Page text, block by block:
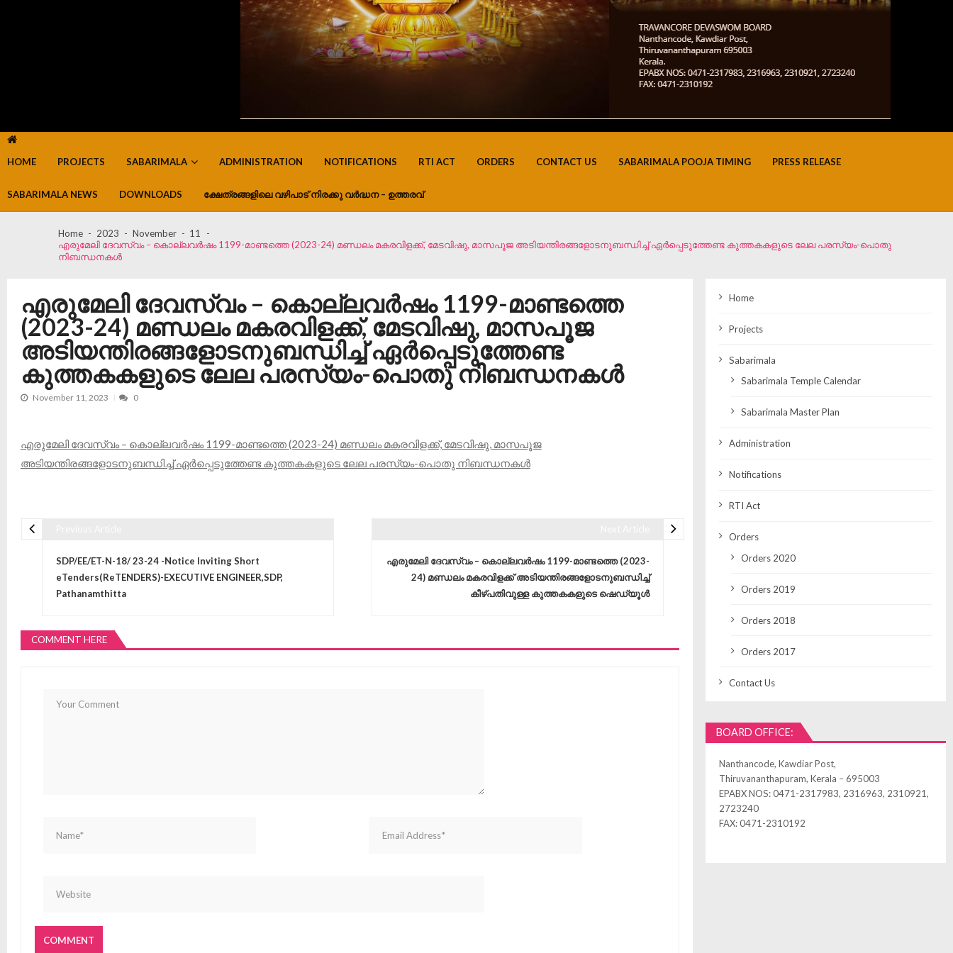
HOME PROJECTS SABARIMALA ADMINISTRATION NOTIFICATIONS RTI ACT ORDERS CONTACT US SABARIMALA POOJA TIMING PRESS RELEASE
SABARIMALA NEWS DOWNLOADS ക്ഷേത്രങ്ങളിലെ വഴിപാട് നിരക്കു വർദ്ധന – ഉത്തരവ്
Home 2023 November
11
എരുമേലി ദേവസ്വം – കൊല്ലവർഷം 1199-മാണ്ടത്തെ (2023-24) മണ്ഡലം മകരവിളക്ക്, മേടവിഷു, മാസപൂജ അടിയന്തിരങ്ങളോടനുബന്ധിച്ച് ഏർപ്പെടുത്തേണ്ട കുത്തകകളുടെ ലേല പരസ്യം-പൊതു
നിബന്ധനകൾ
എരുമേലി ദേവസ്വം – കൊല്ലവർഷം 1199-മാണ്ടത്തെ
(2023-24) മണ്ഡലം മകരവിളക്ക്, മേടവിഷു, മാസപൂജ
അടിയന്തിരങ്ങളോടനുബന്ധിച്ച് ഏർപ്പെടുത്തേണ്ട
കുത്തകകളുടെ ലേല പരസ്യം-പൊതു നിബന്ധനകൾ
November 11, 2023 0
എരുമേലി ദേവസ്വം – കൊല്ലവർഷം 1199-മാണ്ടത്തെ (2023-24) മണ്ഡലം മകരവിളക്ക്, മേടവിഷു, മാസപൂജ
അടിയന്തിരങ്ങളോടനുബന്ധിച്ച് ഏർപ്പെടുത്തേണ്ട കുത്തകകളുടെ ലേല പരസ്യം-പൊതു നിബന്ധനകൾ
SDP/EE/ET-N-18/ 23-24 -Notice Inviting Short
eTenders(ReTENDERS)-EXECUTIVE ENGINEER,SDP,
Pathanamthitta
എരുമേലി ദേവസ്വം – കൊല്ലവർഷം 1199-മാണ്ടത്തെ (2023-
24) മണ്ഡലം മകരവിളക്ക് അടിയന്തിരങ്ങളോടനുബന്ധിച്ച്
കീഴ്‌പതിവുള്ള കുത്തകകളുടെ ഷെഡ്യൂൾ
COMMENT HERE
Home
Projects
Sabarimala
Sabarimala Temple Calendar
Sabarimala Master Plan
Administration
Notifications
RTI Act
Orders
Orders 2020
Orders 2019
Orders 2018
Orders 2017
Contact Us
BOARD OFFICE:
Nanthancode, Kawdiar Post,
Thiruvananthapuram, Kerala – 695003
EPABX NOS: 0471-2317983, 2316963, 2310921,
2723240
FAX: 0471-2310192